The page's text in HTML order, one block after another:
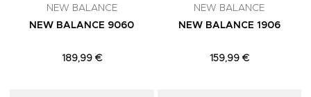
NEW BALANCE
NEW BALANCE 9060
189,99 €
NEW BALANCE
NEW BALANCE 1906
159,99 €